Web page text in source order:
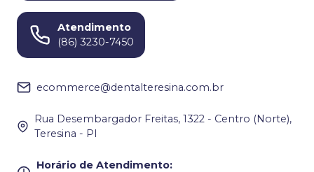
Atendimento
(86) 3230-7450
ecommerce@dentalteresina.com.br
Rua Desembargador Freitas, 1322 - Centro (Norte),
Teresina - PI
Horário de Atendimento: